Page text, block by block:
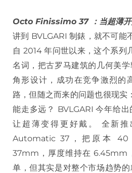
Octo Finissimo 37 ：当超薄开
讲到 BVLGARI 制錶，就不可能
自 2014 年问世以来，这个系列
名词，把古罗马建筑的几何美
角形设计，成功在竞争激烈的
路，但随之而来的问题也很现实
能走多远？ BVLGARI 今年给出
让超薄变得更好戴。 全新
Automatic 37，把原本 40
37mm，厚度维持在 6.45mm
单，但其实是对整个市场趋势